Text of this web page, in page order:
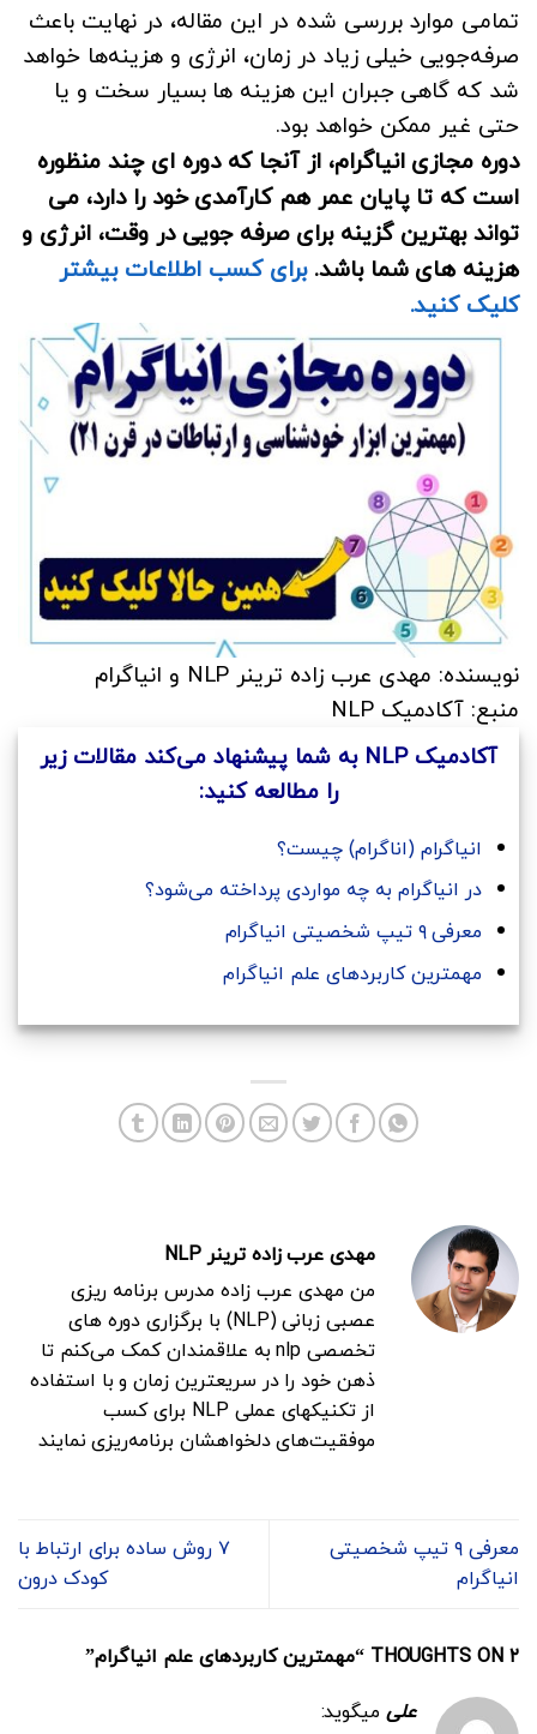
تمامی موارد بررسی شده در این مقاله، در نهایت باعث
صرفه‌جویی خیلی زیاد در زمان، انرژی و هزینه‌ها خواهد
شد که گاهی جبران این هزینه ها بسیار سخت و یا
حتی غیر ممکن خواهد بود.
دوره مجازی انیاگرام، از آنجا که دوره ای چند منظوره
است که تا پایان عمر هم کارآمدی خود را دارد، می
تواند بهترین گزینه برای صرفه جویی در وقت، انرژی و
هزینه های شما باشد.برای کسب اطلاعات بیشتر
کلیک کنید.
نویسنده: مهدی عرب زاده ترینر NLP و انیاگرام
منبع: آکادمیک NLP
آکادمیک NLP به شما پیشنهاد می‌کند مقالات زیر
را مطالعه کنید:
انیاگرام (اناگرام) چیست؟
در انیاگرام به چه مواردی پرداخته می‌شود؟
معرفی ۹ تیپ شخصیتی انیاگرام
مهمترین کاربردهای علم انیاگرام
مهدی عرب زاده ترینر NLP
من مهدی عرب زاده مدرس برنامه ریزی
عصبی زبانی (NLP) با برگزاری دوره های
تخصصی nlp به علاقمندان کمک می‌کنم تا
ذهن خود را در سریعترین زمان و با استفاده
از تکنیکهای عملی NLP برای کسب
موفقیت‌های دلخواهشان برنامه‌ریزی نمایند
معرفی ۹ تیپ شخصیتی
انیاگرام
۷ روش ساده برای ارتباط با
کودک درون
۲ THOUGHTS ON “ مهمترین کاربردهای علم انیاگرام”
علی میگوید: